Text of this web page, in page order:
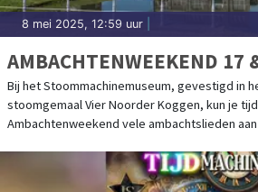
8 mei 2025, 12:59 uur
AMBACHTENWEEKEND 17
Bij het Stoommachinemuseum, gevestigd in
stoomgemaal Vier Noorder Koggen, kun je
Ambachtenweekend vele ambachtslieden aan